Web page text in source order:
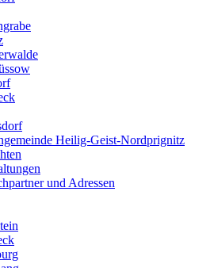
Heilig-Geist-Nordprignitz
und Adressen